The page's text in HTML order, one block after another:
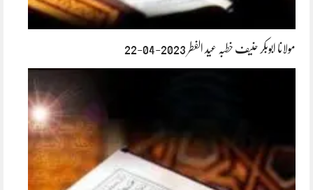
مولانا ابوبکر حنیف خطبہ عید الفطر 2023-04-22